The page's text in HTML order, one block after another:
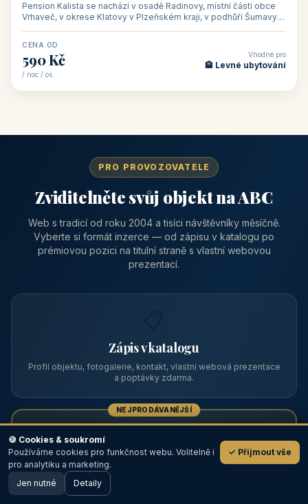
Pension Kalista se nachází v osadě Radinovy, místní části obce
Vrhaveč, v okrese Klatovy v Plzeňském kraji, v podhůří Šumavy
CENA OD
590 Kč
/ noc / os.
Vhodné pro
🏨 Levné ubytování
PRO PROVOZOVATELE
Zviditelněte svůj objekt na ABC
Web s tradicí od roku 2004 a tisíci návštěvníky měsíčně.
Vyberte si formát inzerce — od zápisu v katalogu po
prémiovou pozici na titulní straně s vlastní webovou
prezentací.
Zápis v katalogu
Profil objektu, fotogalerie, kontakt, vlastní webová prezentace
a poptávky zdarma.
NEJPRODÁVANĚJŠÍ
Prémiový partner
TOP pozice na titulce, přednost ve výpisech, zlatý odznak a
💬
🖥️ Desktop verze
🍪 Cookies & soukromí
Používáme cookies pro funkčnost webu. Volitelně i
pro analytiku a marketing.
✓ Přijmout vše
Jen nutné Detaily